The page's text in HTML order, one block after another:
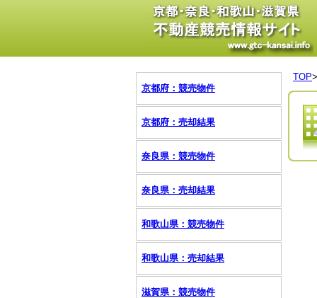
TOP>
京都府：競売物件
京都府：売却結果
奈良県：競売物件
奈良県：売却結果
和歌山県：競売物件
和歌山県：売却結果
滋賀県：競売物件